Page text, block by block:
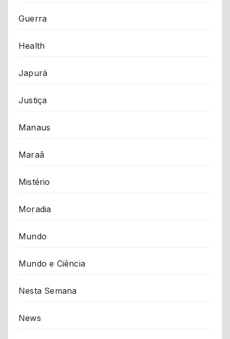
Guerra
Health
Japurá
Justiça
Manaus
Maraã
Mistério
Moradia
Mundo
Mundo e Ciência
Nesta Semana
News